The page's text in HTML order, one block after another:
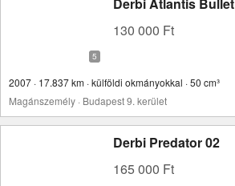
130 000 Ft
2007 · 17.837 km · külföldi okmányokkal · 50 cm³
Magánszemély · Budapest 9. kerület
Derbi Predator 02
165 000 Ft